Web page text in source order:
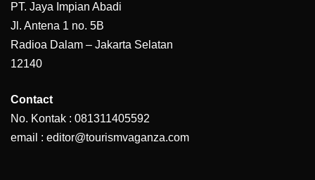
PT. Jaya Impian Abadi
Jl. Antena 1 no. 5B
Radioa Dalam – Jakarta Selatan
12140
Contact
No. Kontak : 081311405592
email : editor@tourismvaganza.com